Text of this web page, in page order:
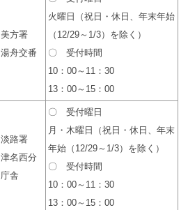
美方署
湯舟交番
火曜日（祝日・休日、年末年始
（12/29～1/3）を除く）
〇 受付時間
10：00～11：30
13：00～15：00
淡路署
津名西分
庁舎
〇 受付曜日
月・木曜日（祝日・休日、年末
年始（12/29～1/3）を除く）
〇 受付時間
10：00～11：30
13：00～15：00